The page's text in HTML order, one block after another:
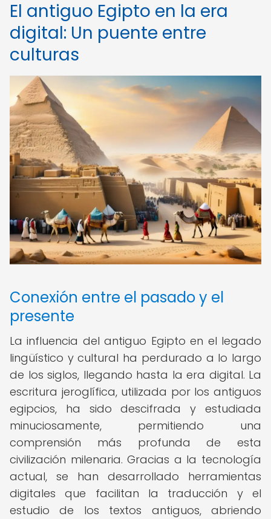
El antiguo Egipto en la era
digital: Un puente entre
culturas
Conexión entre el pasado y el
presente
La influencia del antiguo Egipto en el legado
lingüístico y cultural ha perdurado a lo largo
de los siglos, llegando hasta la era digital. La
escritura jeroglífica, utilizada por los antiguos
egipcios, ha sido descifrada y estudiada
minuciosamente, permitiendo una
comprensión más profunda de esta
civilización milenaria. Gracias a la tecnología
actual, se han desarrollado herramientas
digitales que facilitan la traducción y el
estudio de los textos antiguos, abriendo